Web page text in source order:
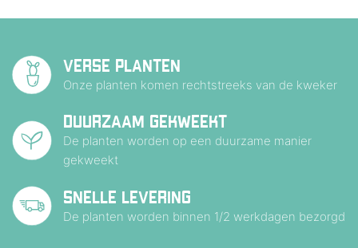
VERSE PLANTEN
Onze planten komen rechtstreeks van de kweker
DUURZAAM GEKWEEKT
De planten worden op een duurzame manier
gekweekt
SNELLE LEVERING
De planten worden binnen 1/2 werkdagen bezorgd